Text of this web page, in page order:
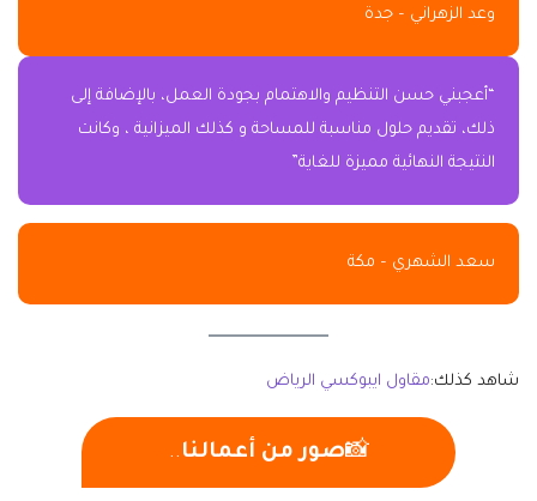
وعد الزهراني – جدة
“أعجبني حسن التنظيم والاهتمام بجودة العمل، بالإضافة إلى
ذلك، تقديم حلول مناسبة للمساحة و كذلك الميزانية ، وكانت
النتيجة النهائية مميزة للغاية”
سعد الشهري – مكة
شاهد كذلك:مقاول ايبوكسي الرياض
📸صور من أعمالنا ..